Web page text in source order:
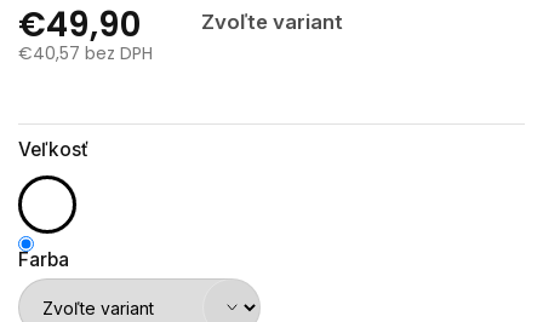
€49,90
Zvoľte variant
€40,57 bez DPH
Veľkosť
Farba